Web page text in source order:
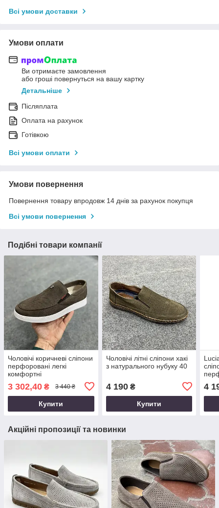
Всі умови доставки
Умови оплати
Ви отримаєте замовлення
або гроші повернуться на вашу картку
Детальніше
Післяплата
Оплата на рахунок
Готівкою
Всі умови оплати
Умови повернення
Повернення товару впродовж 14 днів за рахунок покупця
Всі умови повернення
Подібні товари компанії
Чоловічі коричневі сліпони
перфоровані легкі
комфортні
3 302,40 ₴ 3 440 ₴
Купити
Чоловічі літні сліпони хакі
з натурального нубуку 40
4 190₴
Купити
4
Акційні пропозиції та новинки